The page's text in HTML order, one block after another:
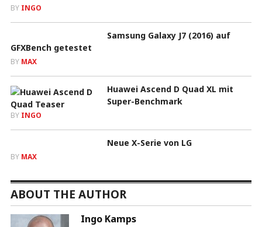
BY INGO
Samsung Galaxy J7 (2016) auf
GFXBench getestet
BY MAX
Huawei Ascend D Quad XL mit
Super-Benchmark
BY INGO
Neue X-Serie von LG
BY MAX
ABOUT THE AUTHOR
Ingo Kamps